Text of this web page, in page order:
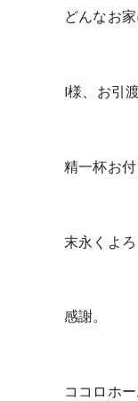
どんなお
I様、お引
精一杯お
末永くよ
感謝。
ココロホ